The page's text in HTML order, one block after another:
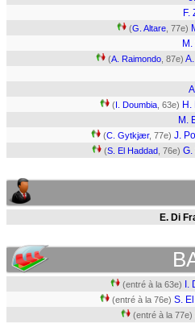
F.
(G. Altare , 77e)
(A. Raimondo , 87e)
(I. Doumbia , 63e) H.
M.
(C. Gytkjær, 77e) J.
(S. El Haddad , 76e) G.
E. Di
(entré à la 63e) I.
(entré à la 76e) S.
(entré à la 77e)